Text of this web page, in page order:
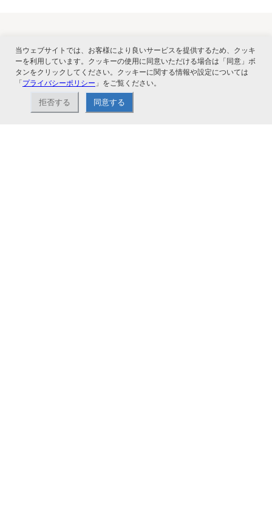
関連サービス
当ウェブサイトでは、お客様により良いサービスを提供するため、クッキ
ーを利用しています。クッキーの使用に同意いただける場合は「同意」ボ
タンをクリックしてください。クッキーに関する情報や設定については
「プライバシーポリシー 」をご覧ください。
拒否する 同意する